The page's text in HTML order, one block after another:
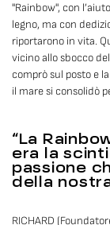
"Rainbow", con
legno, ma con
riportarono in vita.
vicino allo sbocco
comprò sul posto e
il mare si consolidò
“La
era la
passione
della
RICHARD